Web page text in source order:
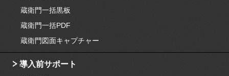
蔵衛門一括黒板
蔵衛門一括PDF
蔵衛門図面キャプチャー
導入前サポート